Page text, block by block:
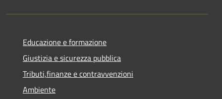
Educazione e formazione
Giustizia e sicurezza pubblica
Tributi,finanze e contravvenzioni
Ambiente